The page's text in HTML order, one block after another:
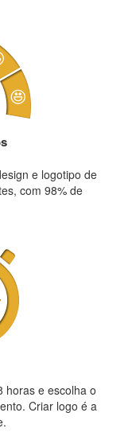
e logotipo de
com 98% de
horas e escolha o
Criar logo é a